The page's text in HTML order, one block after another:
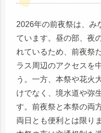
2026年の前夜祭は、み
ています。昼の部、夜
れているため、前夜祭
ラス周辺のアクセスを
う。一方、本祭や花火
けでなく、境水道や弥
す。前夜祭と本祭の両
両日とも便利とは限り